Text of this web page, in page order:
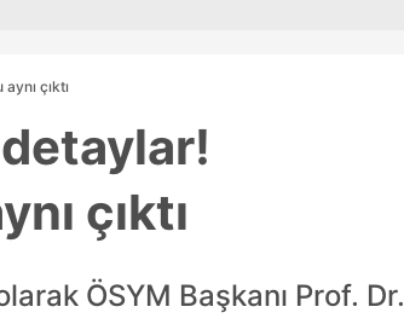
çıktı
çıktı
ÖSYM Başkanı Prof. Dr.